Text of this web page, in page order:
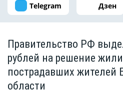
Telegram Дзен
Правительство РФ
рублей на решение
пострадавших жителей
области